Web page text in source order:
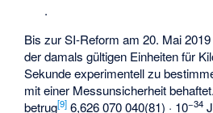
.
Bis zur SI-Reform am 20. Mai
der damals gültigen Einheiten für
Sekunde experimentell zu
mit einer Messunsicherheit
betrug[9] 6,626 070 040(81) · 10−34